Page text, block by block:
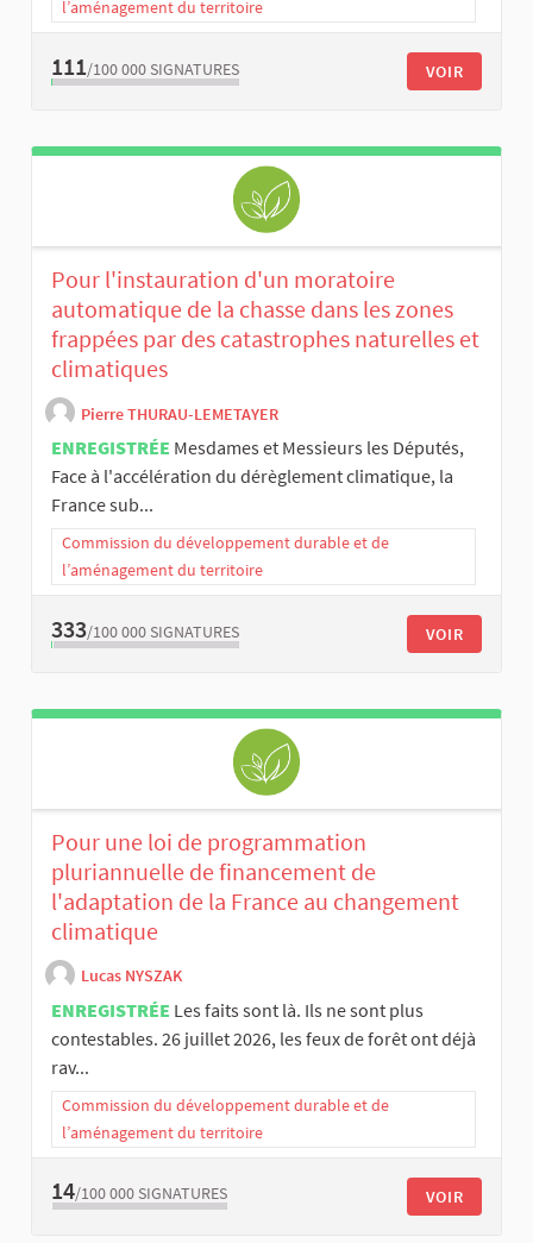
l’aménagement du territoire
111/100 000 SIGNATURES VOIR
Pour l'instauration d'un moratoire
automatique de la chasse dans les zones
frappées par des catastrophes naturelles et
climatiques
Pierre THURAU-LEMETAYER
ENREGISTRÉE Mesdames et Messieurs les Députés,
Face à l'accélération du dérèglement climatique, la
France sub...
Commission du développement durable et de
l’aménagement du territoire
333/100 000 SIGNATURES VOIR
Pour une loi de programmation
pluriannuelle de financement de
l'adaptation de la France au changement
climatique
Lucas NYSZAK
ENREGISTRÉE Les faits sont là. Ils ne sont plus
contestables. 26 juillet 2026, les feux de forêt ont déjà
rav...
Commission du développement durable et de
l’aménagement du territoire
14/100 000 SIGNATURES VOIR